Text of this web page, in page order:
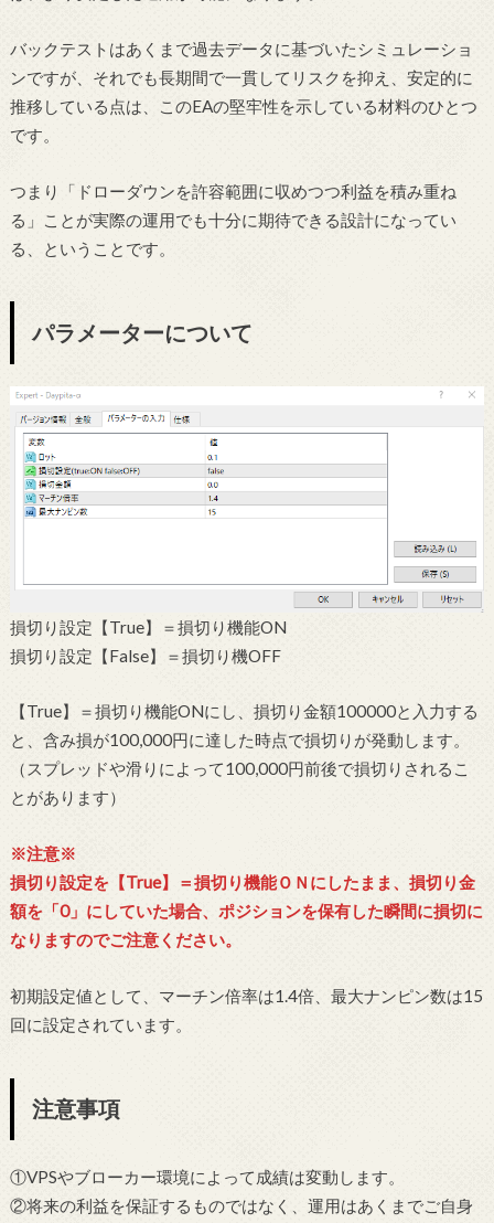
バックテストはあくまで過去データに基づいたシミュレーショ
ンですが、それでも長期間で一貫してリスクを抑え、安定的に
推移している点は、このEAの堅牢性を示している材料のひとつ
です。
つまり「ドローダウンを許容範囲に収めつつ利益を積み重ね
る」ことが実際の運用でも十分に期待できる設計になってい
る、ということです。
パラメーターについて
損切り設定【True】＝損切り機能ON
損切り設定【False】＝損切り機OFF
【True】＝損切り機能ONにし、損切り金額100000と入力する
と、含み損が100,000円に達した時点で損切りが発動します。
（スプレッドや滑りによって100,000円前後で損切りされるこ
とがあります）
※注意※
損切り設定を【True】＝損切り機能ＯＮにしたまま、損切り金
額を「0」にしていた場合、ポジションを保有した瞬間に損切に
なりますのでご注意ください。
初期設定値として、マーチン倍率は1.4倍、最大ナンピン数は15
回に設定されています。
注意事項
①VPSやブローカー環境によって成績は変動します。
②将来の利益を保証するものではなく、運用はあくまでご自身